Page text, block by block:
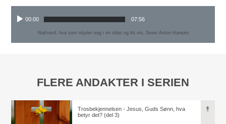
00:00 07:56
Nattverd, hva som skjuler seg i en oblat og litt vin, Svein Anton Hansen
FLERE ANDAKTER I SERIEN
Trosbekjennelsen - Jesus, Guds Sønn, hva
betyr det? (del 3)